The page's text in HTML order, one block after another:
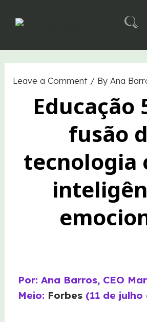
Leave a Comment / ByAna
Educação
fusão
tecnologia
Por: Ana Barros, CEO
Meio: Forbes (11 de julho